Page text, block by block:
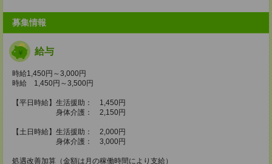
募集情報
給与
時給1,450円～3,000円
時給 1,450円～3,500円
【平日時給】生活援助： 1,450円
身体介護： 2,150円
【土日時給】生活援助： 2,000円
身体介護： 3,000円
処遇改善加算（金額は月の稼働時間により支給）